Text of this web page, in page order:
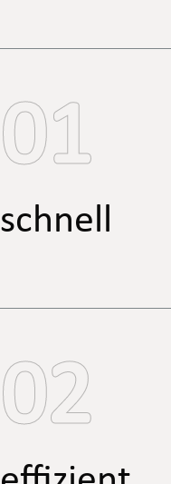
01
schnell
02